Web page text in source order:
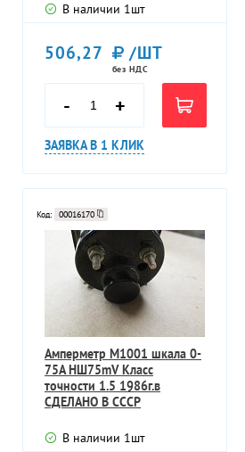
В наличии 1шт
506,27 /ШТ
без НДС
- +
ЗАЯВКА В 1 КЛИК
Код: 00016170
Амперметр М1001 шкала 0-
75А НШ75mV Класс
точности 1.5 1986г.в
СДЕЛАНО В СССР
В наличии 1шт